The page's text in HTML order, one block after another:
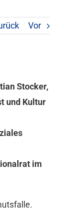
Vor
Stocker,
und Kultur
im